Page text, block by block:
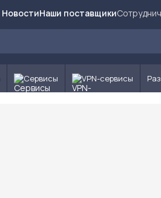
НовостиНаши поставщики
Сервисы VPN-сервисы